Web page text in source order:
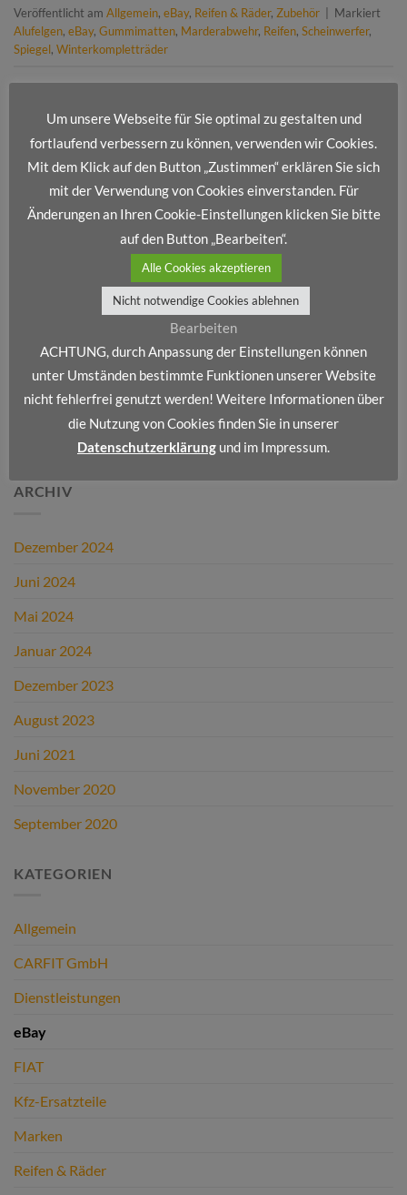
Veröffentlicht am Allgemein, eBay, Reifen & Räder, Zubehör
Markiert
Alufelgen, eBay, Gummimatten, Marderabwehr, Reifen, Scheinwerfer,
Spiegel, Winterkompletträder
NEUESTE BEITRÄGE
Frohe Weihnachten und ein erfolgreiches neues Jahr!
Wir stellen vor: Dienstleistungsportfolio IV
Wir stellen vor: Dienstleistungsportfolio III
Wir stellen vor: Dienstleistungsportfolio II
Wir stellen vor: Dienstleistungsportfolio I
NEUESTE KOMMENTARE
ARCHIV
Dezember 2024
Juni 2024
Mai 2024
Januar 2024
Dezember 2023
August 2023
Juni 2021
November 2020
September 2020
KATEGORIEN
Allgemein
CARFIT GmbH
Dienstleistungen
eBay
FIAT
Kfz-Ersatzteile
Marken
Reifen & Räder
Um unsere Webseite für Sie optimal zu gestalten und
fortlaufend verbessern zu können, verwenden wir Cookies.
Mit dem Klick auf den Button „Zustimmen“ erklären Sie sich
mit der Verwendung von Cookies einverstanden. Für
Änderungen an Ihren Cookie-Einstellungen klicken Sie bitte
auf den Button „Bearbeiten“.
Alle Cookies akzeptieren
Nicht notwendige Cookies ablehnen
Bearbeiten
ACHTUNG, durch Anpassung der Einstellungen können
unter Umständen bestimmte Funktionen unserer Website
nicht fehlerfrei genutzt werden! Weitere Informationen über
die Nutzung von Cookies finden Sie in unserer
Datenschutzerklärung und im Impressum.